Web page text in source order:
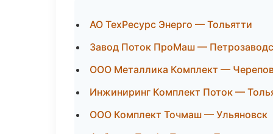
АО ТехРесурс Энерго — Тольятти
Завод Поток ПроМаш —
ООО Металлика Комплект —
Инжиниринг Комплект Поток —
ООО Комплект Точмаш — Ульяновск